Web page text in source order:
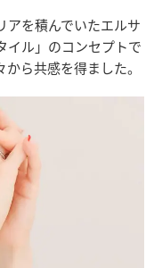
アを積んでいたエルサ
イル」のコンセプトで
ら共感を得ました。